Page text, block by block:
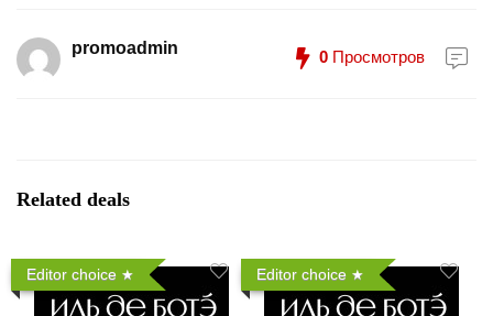
promoadmin 0 Просмотров
Related deals
Editor choice Editor choice